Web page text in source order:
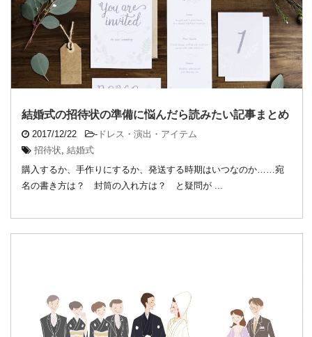
結婚式の招待状の準備に悩んだら読みたい記事まとめ
2017/12/22 - ドレス・演出・アイテム
招待状 結婚式
購入するか、手作りにするか、発送する時期はいつなのか……宛
名の書き方は？ 封筒の入れ方は？ と疑問が ...